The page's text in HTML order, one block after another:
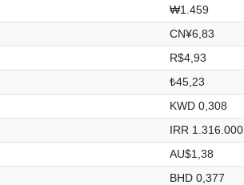
₩1.459
CN¥6,83
R$4,93
₺45,23
KWD 0,308
IRR 1.316.000
AU$1,38
BHD 0,377